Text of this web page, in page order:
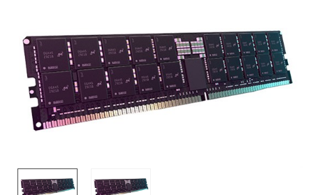
NVMe™ SSD
Storage Micron -
64GB - 15.36TB
GIGABYTE
G593-ZD1 (rev.
AAX1)